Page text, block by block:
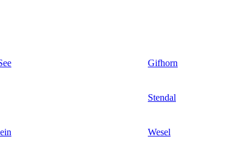
Gifhorn
Stendal
Wesel